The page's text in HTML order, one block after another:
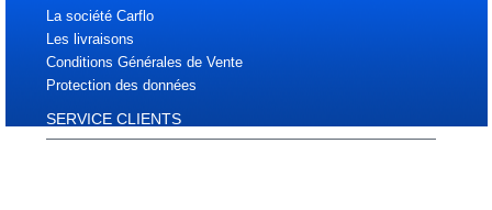
La société Carflo
Les livraisons
Conditions Générales de Vente
Protection des données
SERVICE CLIENTS